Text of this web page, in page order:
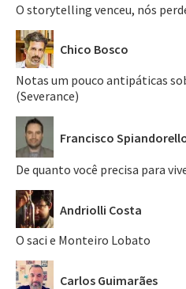
O storytelling venceu, nós
Chico Bosco
Notas um pouco antipáticas
(Severance)
Francisco
De quanto você precisa para
Andriolli Costa
O saci e Monteiro Lobato
Carlos Guimarães